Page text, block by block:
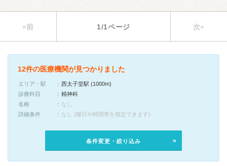
«前 1/1ページ 次»
12件の医療機関が見つかりました
エリア・駅
西太子堂駅 (1000m)
診療科目
精神科
名称
なし
詳細条件
なし (曜日や時間帯を指定できます)
条件変更・絞り込み